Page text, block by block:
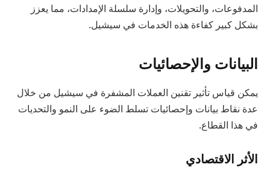
المدفوعات، والتحويلات، وإدارة سلسلة الإمدادات، مما يعزز
بشكل كبير كفاءة هذه الخدمات في سيشيل.
البيانات والإحصائيات
يمكن قياس تأثير تقنين العملات المشفرة في سيشيل من خلال
عدة نقاط بيانات وإحصائيات تسلط الضوء على النمو والتحديات
في هذا القطاع.
الأثر الاقتصادي